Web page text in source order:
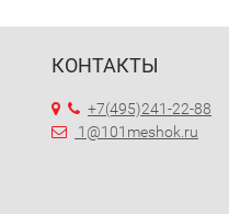
КОНТАКТЫ
+7(495)241-22-88
1@101meshok.ru